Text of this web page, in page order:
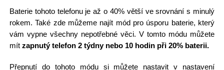
Baterie tohoto telefonu je až o 40% větší ve srovnání s minulý
rokem. Také zde můžeme najít mód pro úsporu baterie, který
vám vypne všechny nepotřebné věci. V tomto módu můžete
mít zapnutý telefon 2 týdny nebo 10 hodin při 20% baterii.
Přepnutí do tohoto módu si můžete nastavit v nastavení